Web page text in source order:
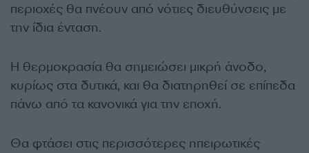
περιοχές θα πνέουν από νότιες διευθύνσεις με
την ίδια ένταση.
Η θερμοκρασία θα σημειώσει μικρή άνοδο,
κυρίως στα δυτικά, και θα διατηρηθεί σε επίπεδα
πάνω από τα κανονικά για την εποχή.
Θα φτάσει στις περισσότερες ηπειρωτικές